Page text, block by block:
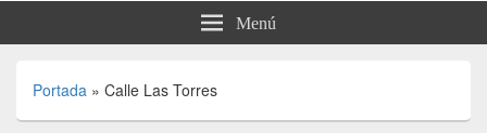
Menú
Portada » Calle Las Torres